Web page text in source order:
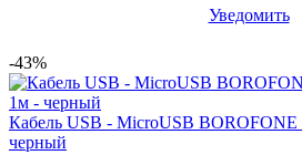
Уведомить
-43%
Кабель USB - MicroUSB
черный